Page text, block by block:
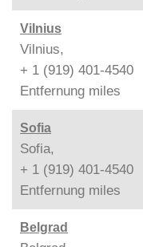
Vilnius
Vilnius,
+ 1 (919) 401-4540
Entfernung miles
Sofia
Sofia,
+ 1 (919) 401-4540
Entfernung miles
Belgrad